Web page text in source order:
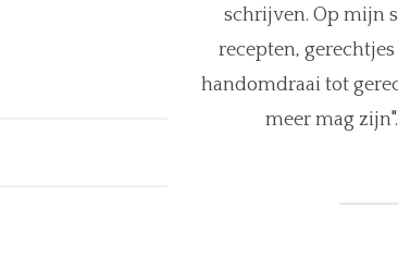
schrijven. Op mijn
recepten,
handomdraai tot
meer mag